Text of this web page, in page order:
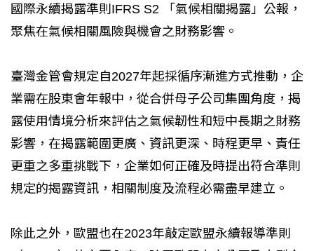
國際永續揭露準則IFRS S2 「氣候相關揭露」公報，
聚焦在氣候相關風險與機會之財務影響。
臺灣金管會規定自2027年起採循序漸進方式推動，企
業需在股東會年報中，從合併母子公司集團角度，揭
露使用情境分析來評估之氣候韌性和短中長期之財務
影響，在揭露範圍更廣、資訊更深、時程更早、責任
更重之多重挑戰下，企業如何正確及時提出符合準則
規定的揭露資訊，相關制度及流程必需盡早建立。
除此之外，歐盟也在2023年敲定歐盟永續報導準則